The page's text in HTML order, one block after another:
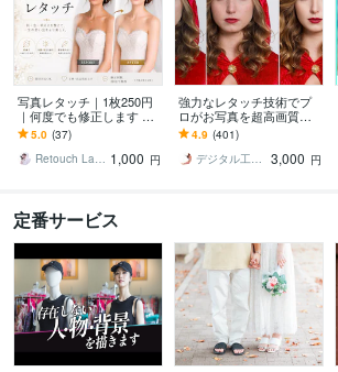
写真レタッチ｜1枚250円
｜何度でも修正します 基
本補正は無料でします｜
ウエディング前撮りデー
タにおすすめ！
5.0 (37)
Retouch Lab やす｜レタッチ 1,000 円
強力なレタッチ技術でプ
ロがお写真を超高画質に
します 復元・再撮不可で
お困りの貴方へ。私が写
真のお悩み解決します
4.9 (401)
デジタル工房 Aiwarrior
3,000 円
定番サービス